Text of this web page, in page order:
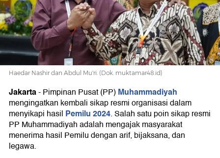
Pemilu
2024
Haedar Nashir dan Abdul Mu'ri. (Dok. muktamar48.id)
Jakarta-Pimpinan Pusat (PP)Muhammadiyah
mengingatkan kembali sikap resmi organisasi dalam
menyikapi hasil Pemilu 2024. Salah satu poin sikap resmi
PP Muhammadiyah adalah mengajak masyarakat
menerima hasil Pemilu dengan arif, bijaksana, dan
legawa.